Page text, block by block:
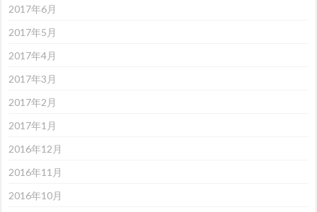
2017年6月
2017年5月
2017年4月
2017年3月
2017年2月
2017年1月
2016年12月
2016年11月
2016年10月